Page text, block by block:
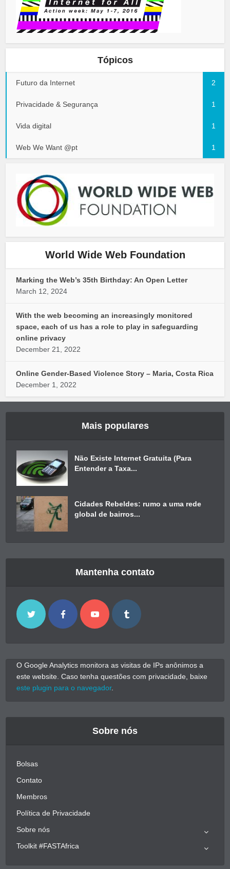
Tópicos
Futuro da Internet 2
Privacidade & Segurança 1
Vida digital 1
Web We Want @pt 1
World Wide Web Foundation
Marking the Web’s 35th Birthday: An Open Letter
March 12, 2024
With the web becoming an increasingly monitored
space, each of us has a role to play in safeguarding
online privacy
December 21, 2022
Online Gender-Based Violence Story – Maria, Costa Rica
December 1, 2022
Mais populares
Não Existe Internet Gratuita (Para
Entender a Taxa...
Cidades Rebeldes: rumo a uma rede
global de bairros...
Mantenha contato
O Google Analytics monitora as visitas de IPs anônimos a
este website. Caso tenha questões com privacidade, baixe
este plugin para o navegador.
Sobre nós
Bolsas
Contato
Membros
Política de Privacidade
Sobre nós
Toolkit #FASTAfrica